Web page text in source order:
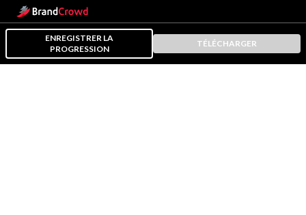
ENREGISTRER LA
PROGRESSION
TÉLÉCHARGER